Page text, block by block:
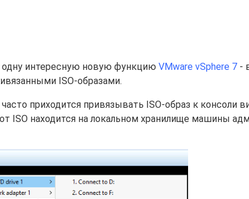
одну интересную новую функцию VMware vSphere 7 -
ISO-образами.
приходится привязывать ISO-образ к консоли
ISO находится на локальном хранилище машины